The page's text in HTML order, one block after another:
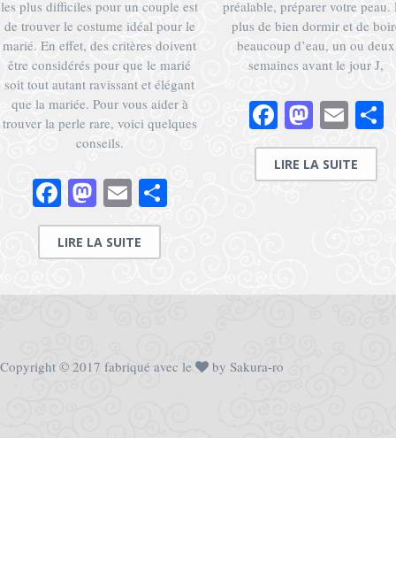
les plus difficiles pour un couple est
de trouver le costume idéal pour le
marié. En effet, des critères doivent
être considérés pour que le marié
soit tout autant ravissant et élégant
que la mariée. Pour vous aider à
trouver la perle rare, voici quelques
conseils.
Facebook
Mastodon
EmailPartager
LIRE LA SUITE
préalable, préparer votre peau.
plus de bien dormir et de
beaucoup d’eau, un ou deux
semaines avant le jour J,
Facebook
LIRE LA SUITE
Copyright © 2017 fabriqué avec le by Sakura-ro